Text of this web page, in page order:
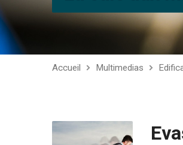
Accueil Multimedias